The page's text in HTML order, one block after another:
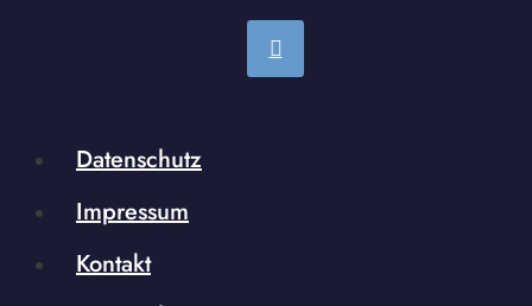
Datenschutz
Impressum
Kontakt